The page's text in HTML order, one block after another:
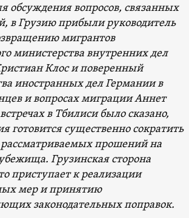
обсуждения вопросов, связанных
в Грузию прибыли руководитель
мигрантов
министерства внутренних дел
Клос и поверенный
иностранных дел Германии в
и вопросах миграции Аннет
в Тбилиси было сказано,
готовится существенно сократить
рассматриваемых прошений на
Грузинская сторона
приступает к реализации
мер и принятию
законодательных поправок.